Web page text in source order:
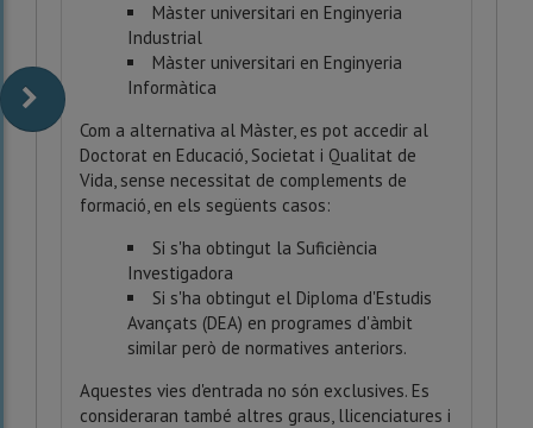
Màster universitari en Enginyeria
Industrial
Màster universitari en Enginyeria
Informàtica
Com a alternativa al Màster, es pot accedir al
Doctorat en Educació, Societat i Qualitat de
Vida, sense necessitat de complements de
formació, en els següents casos:
Si s'ha obtingut la Suficiència
Investigadora
Si s'ha obtingut el Diploma d'Estudis
Avançats (DEA) en programes d'àmbit
similar però de normatives anteriors.
Aquestes vies d'entrada no són exclusives. Es
consideraran també altres graus, llicenciatures i